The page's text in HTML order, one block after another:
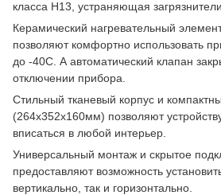
класса H13, устраняющая
Керамический нагревательный
позволяют комфортно использовать
до -40С. А автоматический клапан
отключении прибора.
Стильный тканевый корпус и
(264х352х160мм) позволяют
вписаться в любой интерьер.
Универсальный монтаж и скрытое
предоставляют возможность
вертикально, так и горизонтально.